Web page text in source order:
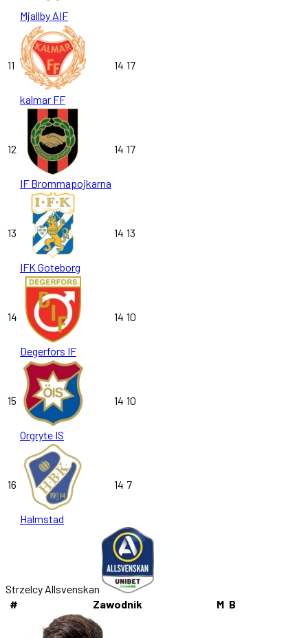
Mjallby AIF
11
kalmar FF
14 17
12
IF Brommapojkarna
14 17
13
IFK Goteborg
14 13
14
Degerfors IF
14 10
15
Orgryte IS
14 10
16
Halmstad
14 7
Strzelcy Allsvenskan
#
Zawodnik M B